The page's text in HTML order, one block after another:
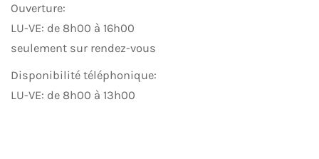
Ouverture:
LU-VE: de 8h00 à 16h00
seulement sur rendez-vous
Disponibilité téléphonique:
LU-VE: de 8h00 à 13h00